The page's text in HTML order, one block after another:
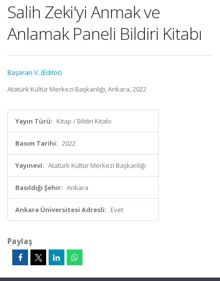
Salih Zeki'yi Anmak ve
Anlamak Paneli Bildiri Kitabı
Başaran V. (Editör)
Atatürk Kültür Merkezi Başkanlığı, Ankara, 2022
Yayın Türü: Kitap / Bildiri Kitabı
Basım Tarihi: 2022
Yayınevi: Atatürk Kültür Merkezi Başkanlığı
Basıldığı Şehir: Ankara
Ankara Üniversitesi Adresli: Evet
Paylaş